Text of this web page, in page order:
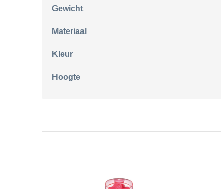
Gewicht
Materiaal
Kleur
Hoogte